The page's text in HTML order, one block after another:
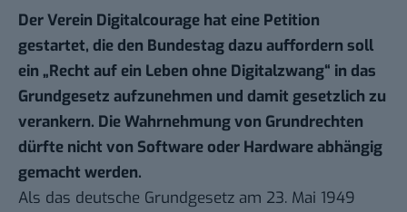
Der Verein Digitalcourage hat eine Petition
gestartet, die den Bundestag dazu auffordern soll
ein „Recht auf ein Leben ohne Digitalzwang“ in das
Grundgesetz aufzunehmen und damit gesetzlich zu
verankern. Die Wahrnehmung von Grundrechten
dürfte nicht von Software oder Hardware abhängig
gemacht werden.
Als das deutsche Grundgesetz am 23. Mai 1949